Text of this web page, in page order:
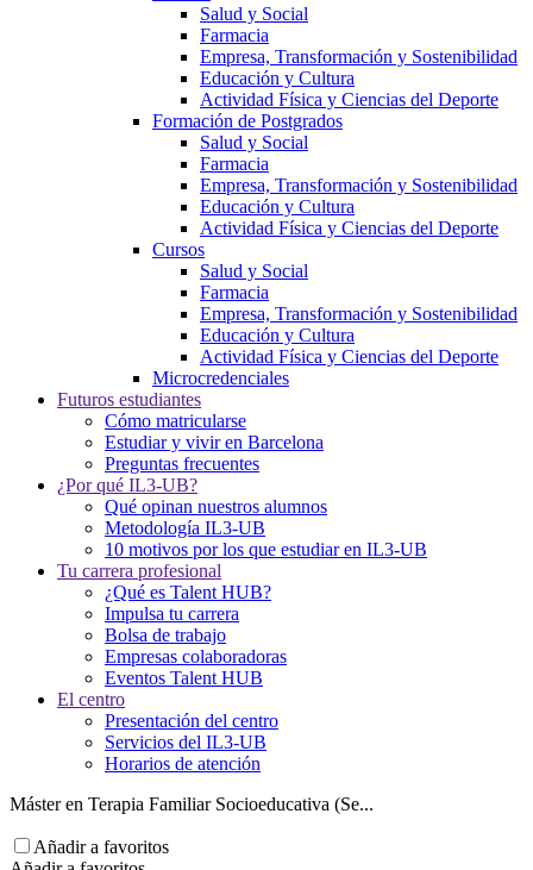
Salud y Social
Farmacia
Empresa, Transformación y Sostenibilidad
Educación y Cultura
Actividad Física y Ciencias del Deporte
Formación de Postgrados
Salud y Social
Farmacia
Empresa, Transformación y Sostenibilidad
Educación y Cultura
Actividad Física y Ciencias del Deporte
Cursos
Salud y Social
Farmacia
Empresa, Transformación y Sostenibilidad
Educación y Cultura
Actividad Física y Ciencias del Deporte
Microcredenciales
Futuros estudiantes
Cómo matricularse
Estudiar y vivir en Barcelona
Preguntas frecuentes
¿Por qué IL3-UB?
Qué opinan nuestros alumnos
Metodología IL3-UB
10 motivos por los que estudiar en IL3-UB
Tu carrera profesional
¿Qué es Talent HUB?
Impulsa tu carrera
Bolsa de trabajo
Empresas colaboradoras
Eventos Talent HUB
El centro
Presentación del centro
Servicios del IL3-UB
Horarios de atención
Máster en Terapia Familiar Socioeducativa (Se...
Añadir a favoritos